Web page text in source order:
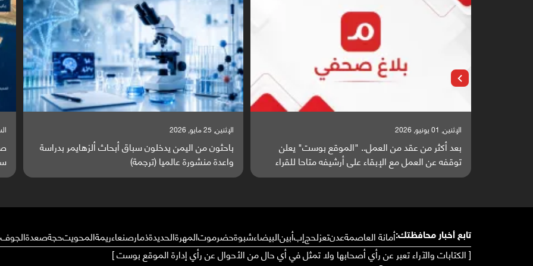
الإثنين, 25 مايو, 2026
باحثون من اليمن يدخلون سباق أبحاث ألزهايمر بدراسة
واعدة منشورة عالميا (ترجمة)
السبت, 23 مايو, 2026
صراع دولي يتصاعد قرب اليمن والبحر الأحمر يتحول
ساحة مواجهة عالمية (ترجمة)
تابع أخبار محافظتك:أمانة العاصمةعدنتعزلحجإبأبينالبيضاءشبوةحضرموتالمهرةالحديدةذمارصنعاءريمةالمحويتحجةصعدةالجوف
[ الكتابات والآراء تعبر عن رأي أصحابها ولا تمثل في أي حال من الأحوال عن رأي إدارة الموقع بوست ]